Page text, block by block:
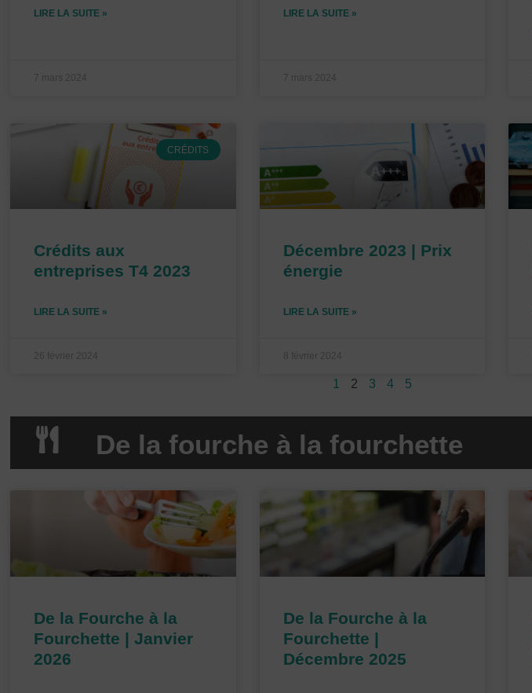
LIRE LA SUITE »
7 mars 2024
LIRE LA SUITE »
7 mars 2024
CRÉDITS
Crédits aux
entreprises T4 2023
LIRE LA SUITE »
26 février 2024
Décembre 2023 | Prix
énergie
LIRE LA SUITE »
8 février 2024
1 2 3 4 5
De la fourche à la fourchette
De la Fourche à la
Fourchette | Janvier
2026
De la Fourche à la
Fourchette |
Décembre 2025
e
P
g
a